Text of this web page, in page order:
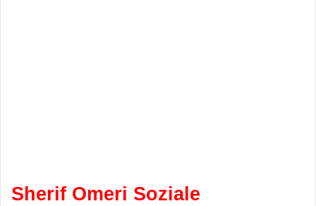
Sherif Omeri Soziale